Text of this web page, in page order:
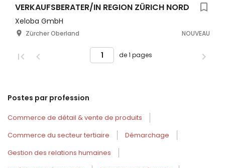
VERKAUFSBERATER/IN REGION ZÜRICH NORD
Xeloba GmbH
Zürcher Oberland NOUVEAU
de 1 pages
Postes par profession
Commerce de détail & vente de produits
Commerce du secteur tertiaire
Démarchage
Gestion des relations humaines